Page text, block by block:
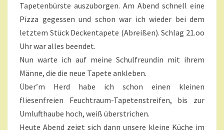
Tapetenbürste auszuborgen. Am Abend schnell eine
Pizza gegessen und schon war ich wieder bei dem
letztem Stück Deckentapete (Abreißen). Schlag 21.oo
Uhr war alles beendet.
Nun warte ich auf meine Schulfreundin mit ihrem
Männe, die die neue Tapete ankleben.
Über’m Herd habe ich schon einen kleinen
fliesenfreien Feuchtraum-Tapetenstreifen, bis zur
Umlufthaube hoch, weiß überstrichen.
Heute Abend zeigt sich dann unsere kleine Küche im